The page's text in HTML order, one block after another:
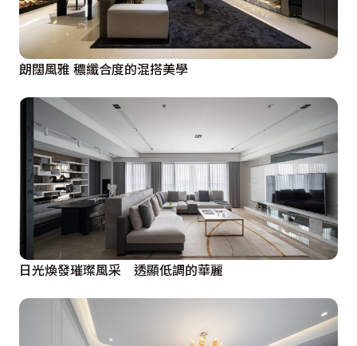
朗闊風雅 穠纖合度的混搭美學
日光煥發璀璨風采 透顯低調的華麗